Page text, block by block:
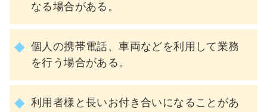
なる場合がある。
個人の携帯電話、車両などを利用して業務
を行う場合がある。
利用者様と長いお付き合いになることがあ